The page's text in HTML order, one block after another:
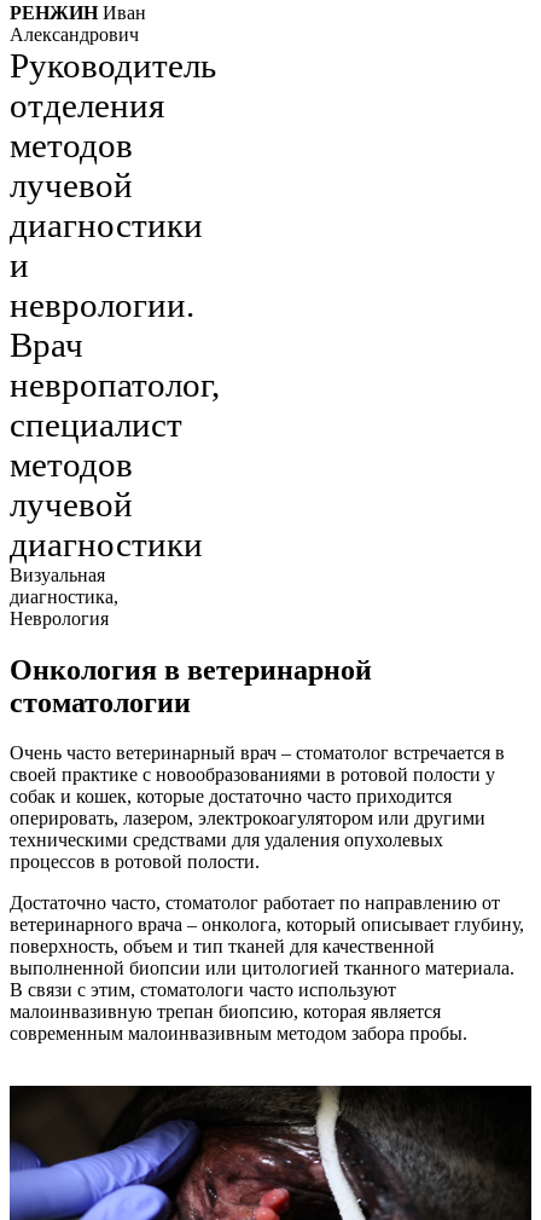
РЕНЖИНИван
Александрович
Руководитель
отделения
методов
лучевой
диагностики
и
неврологии.
Врач
невропатолог,
специалист
методов
лучевой
диагностики
Визуальная
диагностика,
Неврология
Онкология в ветеринарной
стоматологии
Очень часто ветеринарный врач – стоматолог встречается в
своей практике с новообразованиями в ротовой полости у
собак и кошек, которые достаточно часто приходится
оперировать, лазером, электрокоагулятором или другими
техническими средствами для удаления опухолевых
процессов в ротовой полости.
Достаточно часто, стоматолог работает по направлению от
ветеринарного врача – онколога, который описывает глубину,
поверхность, объем и тип тканей для качественной
выполненной биопсии или цитологией тканного материала.
В связи с этим, стоматологи часто используют
малоинвазивную трепан биопсию, которая является
современным малоинвазивным методом забора пробы.